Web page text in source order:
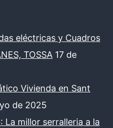
eléctricas y Cuadros
TOSSA 17 de
Vivienda en Sant
de 2025
La millor serralleria a la